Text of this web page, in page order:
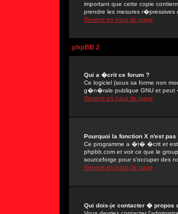
important que cette copie
prendre les mesures r�pressives
Revenir en haut de page
phpBB 2
Qui a �crit ce forum ?
Ce logiciel (sous sa forme non
g�n�rale publique GNU et peut
Revenir en haut de page
Pourquoi la fonction X n'est
Ce programme a �t� �crit et est
phpbb.com et voir ce que le
sourceforge pour s'occuper des
Revenir en haut de page
Qui dois-je contacter �